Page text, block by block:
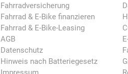
Fahrradversicherung
Fahrrad & E-Bike finanzieren
Fahrrad & E-Bike-Leasing
AGB
Datenschutz
Hinweis nach Batteriegesetz